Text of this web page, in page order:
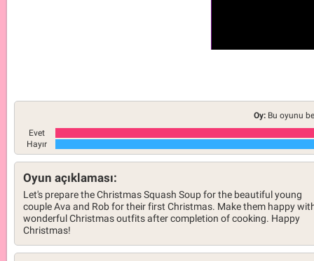
Oy: Bu oyunu
Evet
Hayır
Oyun açıklaması:
Let's prepare the Christmas Squash Soup for the beautiful young
couple Ava and Rob for their first Christmas. Make them happy
wonderful Christmas outfits after completion of cooking. Happy
Christmas!